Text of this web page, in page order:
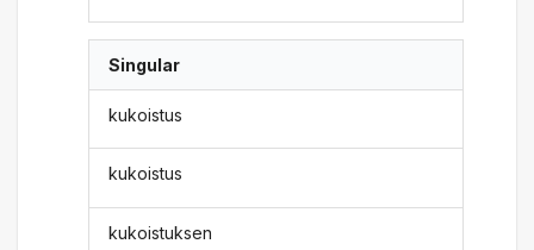
Singular
kukoistus
kukoistus
kukoistuksen